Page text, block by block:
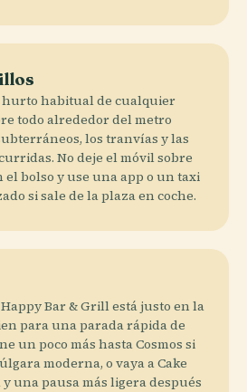
hurto habitual de cualquier
todo alrededor del metro
los tranvías y las
No deje el móvil sobre
el bolso y use una app o un taxi
si sale de la plaza en coche.
Bar & Grill está justo en la
para una parada rápida de
un poco más hasta Cosmos si
moderna, o vaya a Cake
una pausa más ligera después